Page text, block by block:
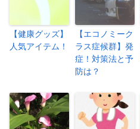
【健康グッズ】
人気アイテム！
【エコノミーク
ラス症候群】発
症！対策法と予
防は？